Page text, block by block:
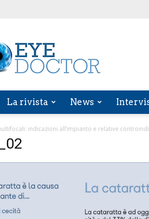
La rivista News
indicazioni all’impianto e relative